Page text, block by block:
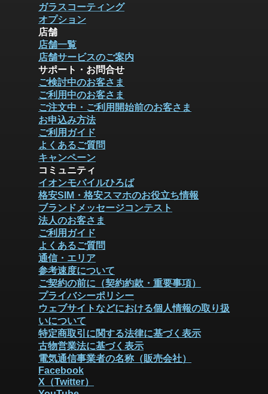
ガラスコーティング
オプション
店舗
店舗一覧
店舗サービスのご案内
サポート・お問合せ
ご検討中のお客さま
ご利用中のお客さま
ご注文中・ご利用開始前のお客さま
お申込み方法
ご利用ガイド
よくあるご質問
キャンペーン
コミュニティ
イオンモバイルひろば
格安SIM・格安スマホのお役立ち情報
ブランドメッセージコンテスト
法人のお客さま
ご利用ガイド
よくあるご質問
通信・エリア
参考速度について
ご契約の前に（契約約款・重要事項）
プライバシーポリシー
ウェブサイトなどにおける個人情報の取り扱
いについて
特定商取引に関する法律に基づく表示
古物営業法に基づく表示
電気通信事業者の名称（販売会社）
Facebook
X（Twitter）